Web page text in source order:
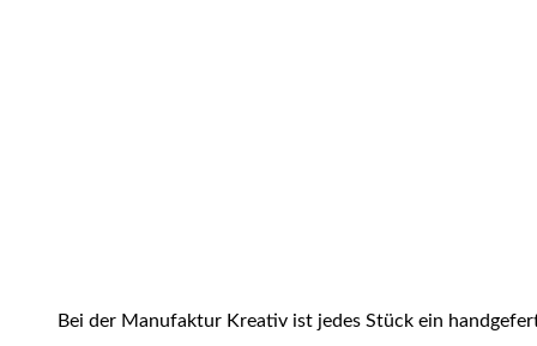
Bei der Manufaktur Kreativ ist jedes Stück ein